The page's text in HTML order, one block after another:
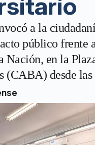
a la
público frente
Nación, en la
(CABA) desde las